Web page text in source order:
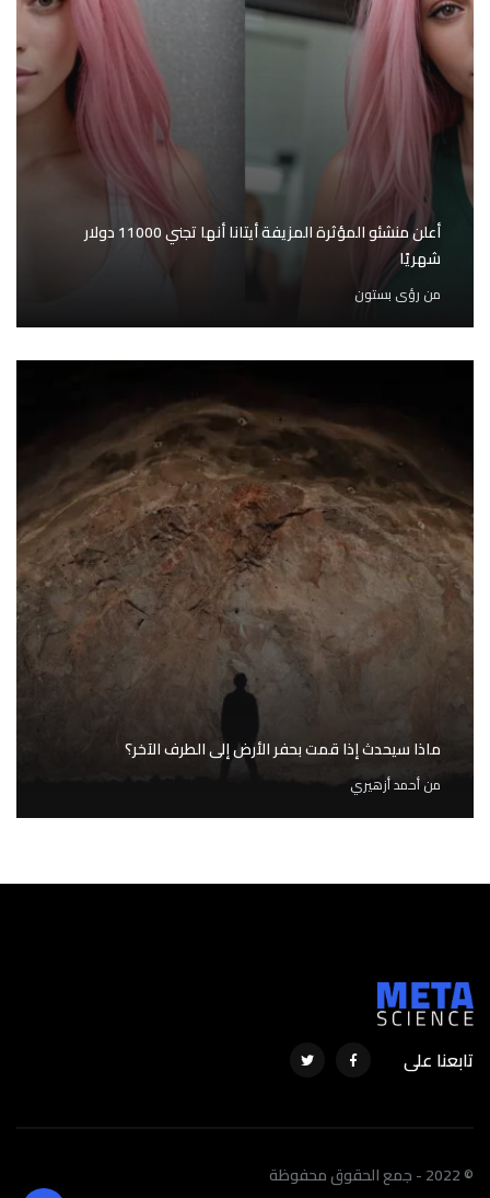
أعلن منشئو المؤثرة المزيفة أيتانا أنها تجني 11000 دولار
شهريًا
من رؤى بستون
ماذا سيحدث إذا قمت بحفر الأرض إلى الطرف الآخر؟
منأحمد أزهيري
تابعنا على
© 2022 - جمع الحقوق محفوظة